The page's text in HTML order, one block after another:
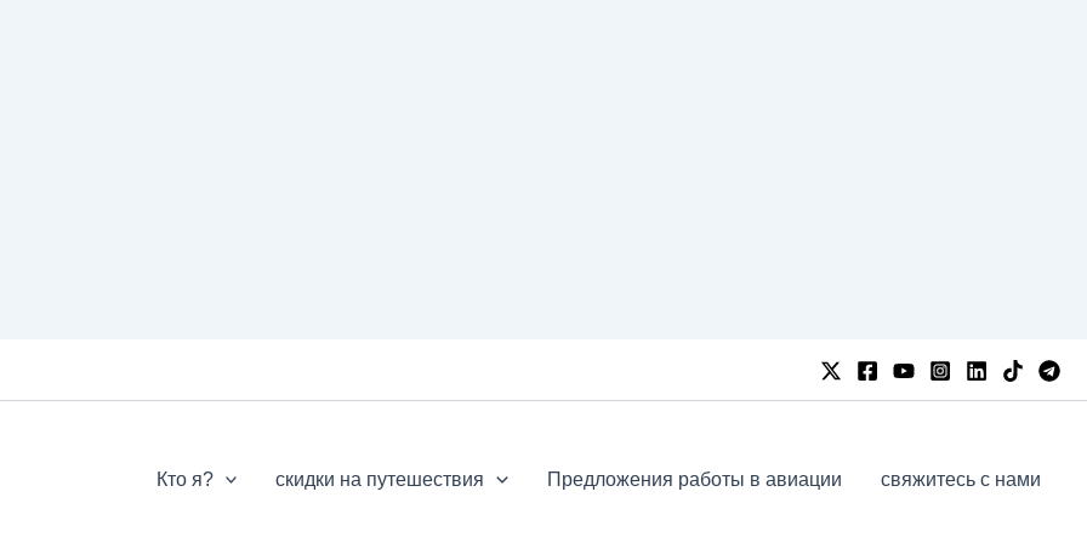
Кто я? скидки на путешествия Предложения работы в авиации свяжитесь с нами